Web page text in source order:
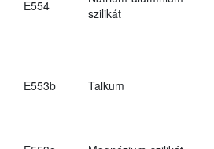
E554
szilikát
E553b Talkum